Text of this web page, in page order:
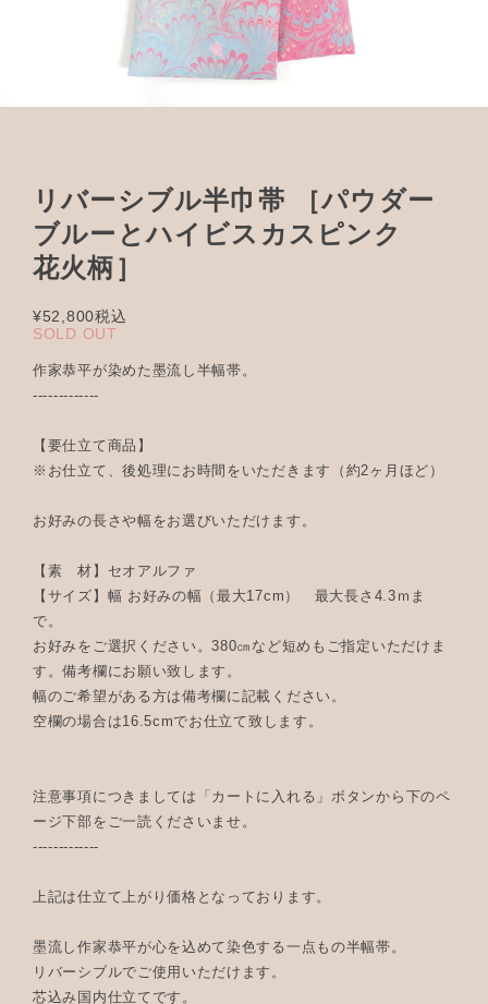
リバーシブル半巾帯 ［パウダー
ブルーとハイビスカスピンク
花火柄］
¥52,800税込
SOLD OUT
作家恭平が染めた墨流し半幅帯。
-------------
【要仕立て商品】
※お仕立て、後処理にお時間をいただきます（約2ヶ月ほど）
お好みの長さや幅をお選びいただけます。
【素 材】セオアルファ
【サイズ】幅 お好みの幅（最大17cm） 最大長さ4.3ｍま
で。
お好みをご選択ください。380㎝など短めもご指定いただけま
す。備考欄にお願い致します。
幅のご希望がある方は備考欄に記載ください。
空欄の場合は16.5cmでお仕立て致します。
注意事項につきましては「カートに入れる」ボタンから下のペ
ージ下部をご一読くださいませ。
-------------
上記は仕立て上がり価格となっております。
墨流し作家恭平が心を込めて染色する一点もの半幅帯。
リバーシブルでご使用いただけます。
芯込み国内仕立てです。